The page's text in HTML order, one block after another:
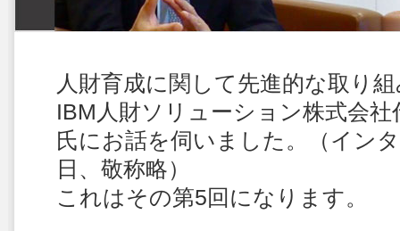
人財育成に関して先進的な取り
IBM人財ソリューション株式会社
氏にお話を伺いました。（イン
日、敬称略）
これはその第5回になります。